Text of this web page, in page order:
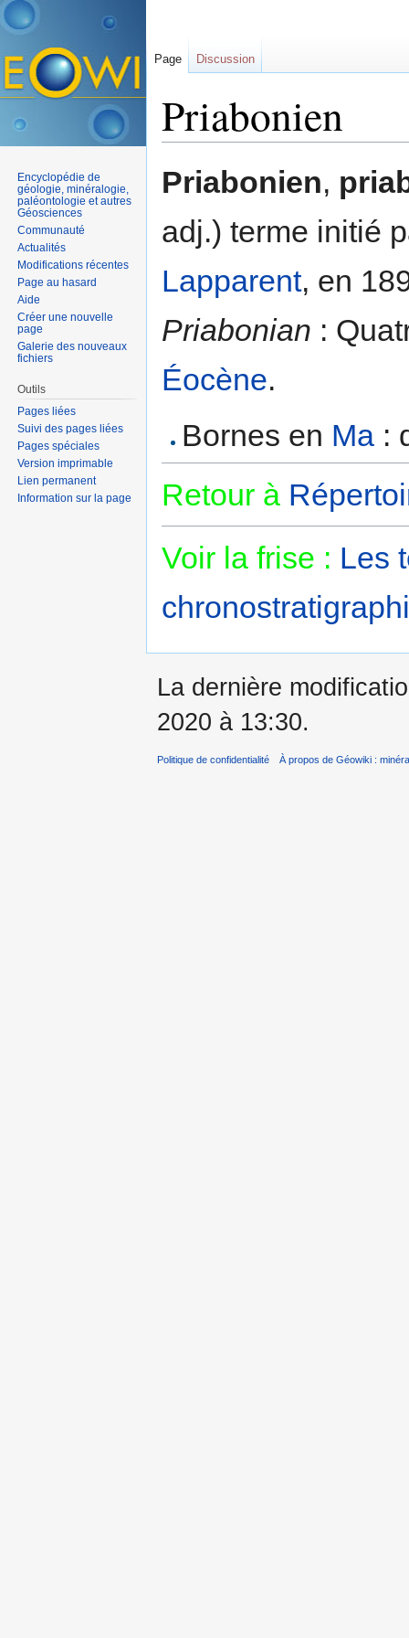
Priabonien
Priabonien,
adj.) terme initié
Lapparent, en
Priabonian :
Éocène.
Bornes en Ma :
Retour à
Voir la frise : Les
Page Discussion
Encyclopédie de
géologie, minéralogie,
paléontologie et autres
Géosciences
Communauté
Actualités
Modifications récentes
Page au hasard
Aide
Créer une nouvelle
page
Galerie des nouveaux
fichiers
Outils
Pages liées
Suivi des pages liées
Pages spéciales
Version imprimable
Lien permanent
Information sur la page
La dernière
2020 à 13:30.
Politique de confidentialité À propos de Géowiki :